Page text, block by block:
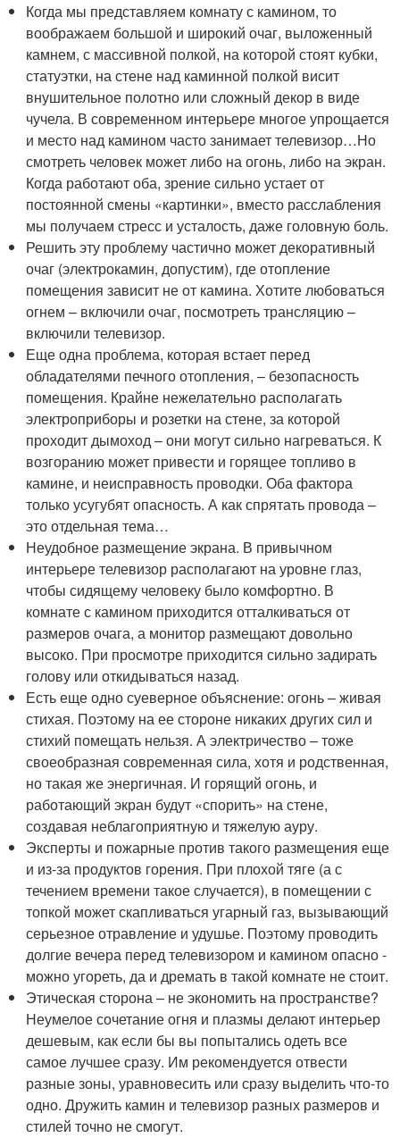
Когда мы представляем комнату с камином, то
воображаем большой и широкий очаг, выложенный
камнем, с массивной полкой, на которой стоят кубки,
статуэтки, на стене над каминной полкой висит
внушительное полотно или сложный декор в виде
чучела. В современном интерьере многое упрощается
и место над камином часто занимает телевизор…Но
смотреть человек может либо на огонь, либо на экран.
Когда работают оба, зрение сильно устает от
постоянной смены «картинки», вместо расслабления
мы получаем стресс и усталость, даже головную боль.
Решить эту проблему частично может декоративный
очаг (электрокамин, допустим), где отопление
помещения зависит не от камина. Хотите любоваться
огнем – включили очаг, посмотреть трансляцию –
включили телевизор.
Еще одна проблема, которая встает перед
обладателями печного отопления, – безопасность
помещения. Крайне нежелательно располагать
электроприборы и розетки на стене, за которой
проходит дымоход – они могут сильно нагреваться. К
возгоранию может привести и горящее топливо в
камине, и неисправность проводки. Оба фактора
только усугубят опасность. А как спрятать провода –
это отдельная тема…
Неудобное размещение экрана. В привычном
интерьере телевизор располагают на уровне глаз,
чтобы сидящему человеку было комфортно. В
комнате с камином приходится отталкиваться от
размеров очага, а монитор размещают довольно
высоко. При просмотре приходится сильно задирать
голову или откидываться назад.
Есть еще одно суеверное объяснение: огонь – живая
стихая. Поэтому на ее стороне никаких других сил и
стихий помещать нельзя. А электричество – тоже
своеобразная современная сила, хотя и родственная,
но такая же энергичная. И горящий огонь, и
работающий экран будут «спорить» на стене,
создавая неблагоприятную и тяжелую ауру.
Эксперты и пожарные против такого размещения еще
и из-за продуктов горения. При плохой тяге (а с
течением времени такое случается), в помещении с
топкой может скапливаться угарный газ, вызывающий
серьезное отравление и удушье. Поэтому проводить
долгие вечера перед телевизором и камином опасно -
можно угореть, да и дремать в такой комнате не стоит.
Этическая сторона – не экономить на пространстве?
Неумелое сочетание огня и плазмы делают интерьер
дешевым, как если бы вы попытались одеть все
самое лучшее сразу. Им рекомендуется отвести
разные зоны, уравновесить или сразу выделить что-то
одно. Дружить камин и телевизор разных размеров и
стилей точно не смогут.